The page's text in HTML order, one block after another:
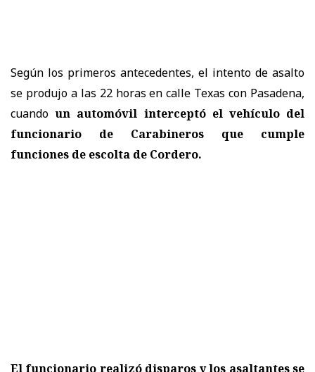
Según los primeros antecedentes, el intento de asalto
se produjo a las 22 horas en calle Texas con Pasadena,
cuandoun automóvil interceptó el vehículo del
funcionario de Carabineros
que cumple
funciones de escolta de Cordero.
El funcionario realizó disparos y los asaltantes se